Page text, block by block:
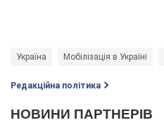
Україна Мобілізація в Україні
Редакційна політика